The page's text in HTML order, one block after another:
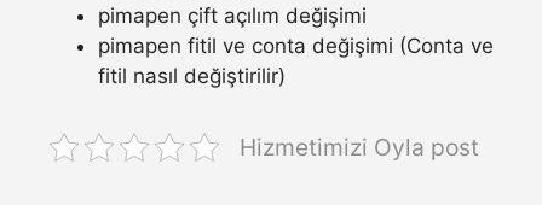
pimapen çift açılım değişimi
pimapen fitil ve conta değişimi (Conta ve
fitil nasıl değiştirilir)
Hizmetimizi Oyla post